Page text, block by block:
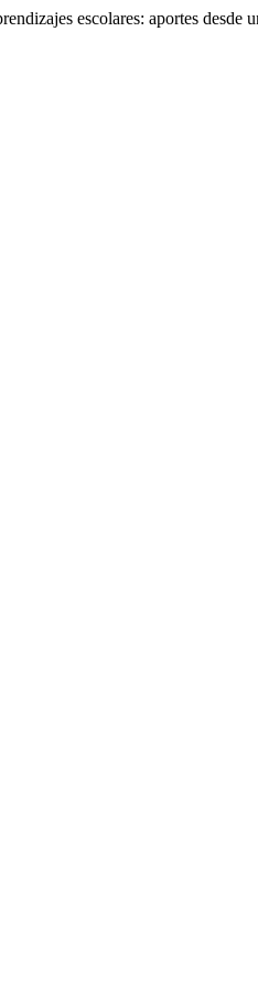
escolares: aportes desde